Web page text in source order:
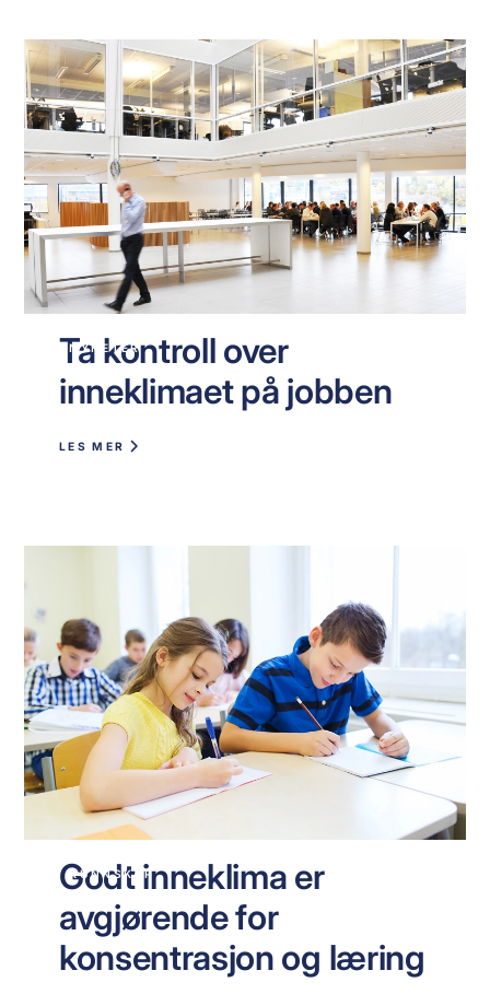
NYHETER
Ta kontroll over
inneklimaet på jobben
LES MER
KUNNSKAP
Godt inneklima er
avgjørende for
konsentrasjon og læring